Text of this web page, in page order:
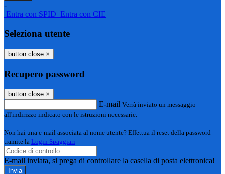
-
Entra con SPID Entra con CIE
Seleziona utente
button close ×
Recupero password
button close ×
E-mail Verrà inviato un messaggio
all'indirizzo indicato con le istruzioni necessarie.
Non hai una e-mail associata al nome utente? Effettua il reset della password
tramite la Login Spaggiari
E-mail inviata, si prega di controllare la casella di posta elettronica!